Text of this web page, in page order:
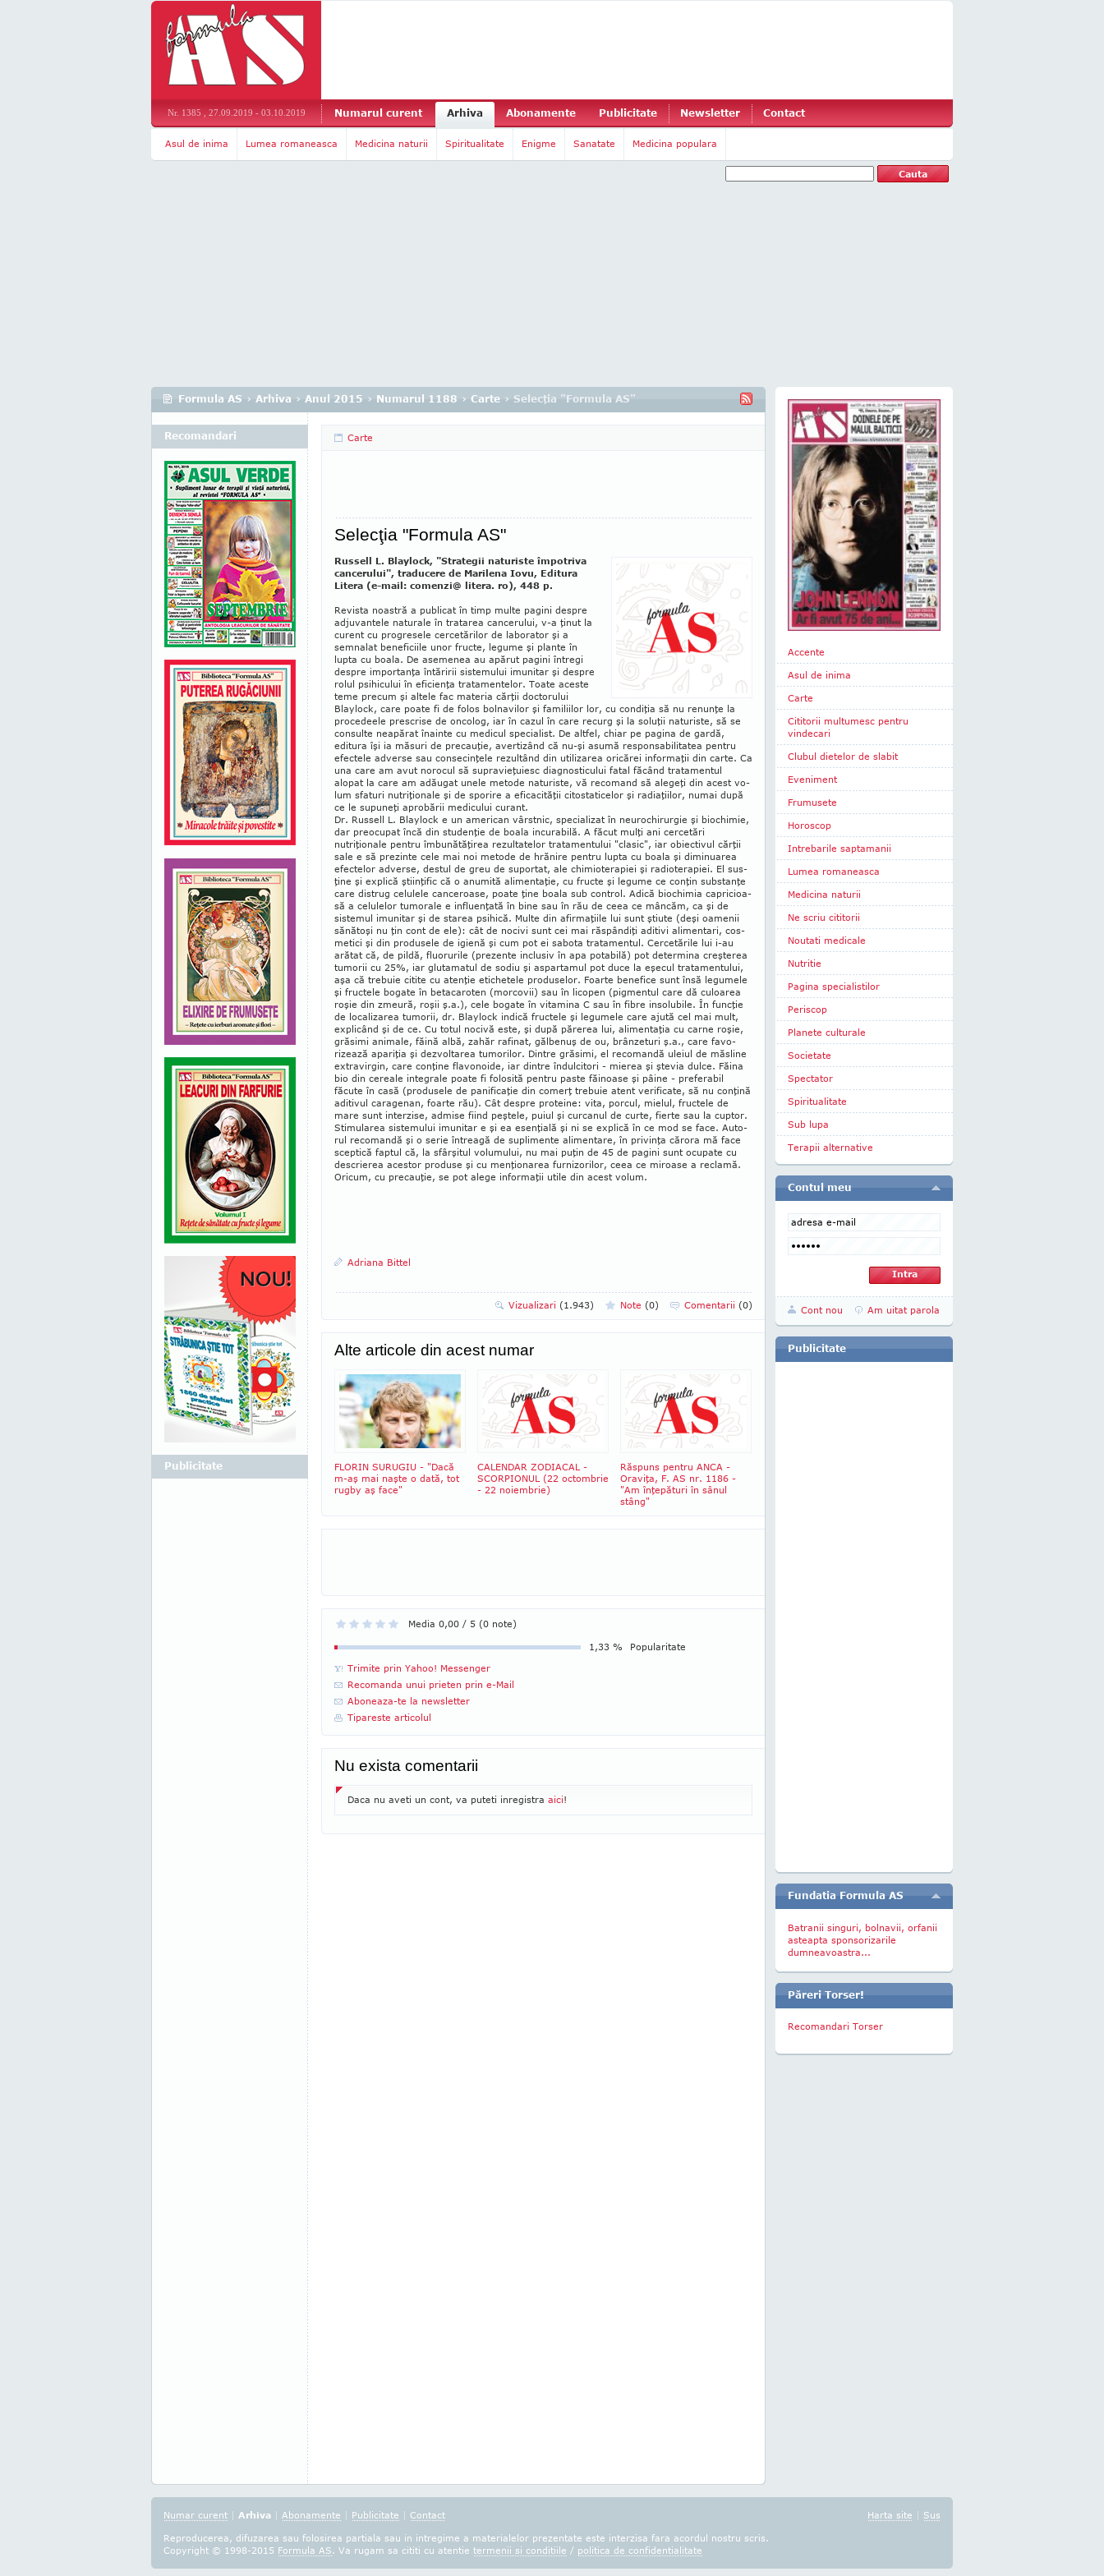
Nr. 1385 , 27.09.2019 - 03.10.2019 Numarul curent Arhiva Abonamente Publicitate Newsletter Contact
Asul de inima Lumea romaneasca Medicina naturii Spiritualitate Enigme Sanatate Medicina populara
Formula AS › Arhiva › Anul 2015 › Numarul 1188 › Carte › Selecţia "Formula AS"
Carte
Selecţia "Formula AS"
Russell L. Blaylock, "Strategii natu­ris­te împotriva
cancerului", traducere de Ma­ri­lena Iovu, Editura
Litera (e-mail: comenzi@ litera. ro), 448 p.
Revista noastră a publicat în timp multe pagini despre
adjuvantele naturale în tratarea cancerului, v-a ţinut la
curent cu progresele cercetărilor de laborator şi a
semnalat beneficiile unor fructe, legume şi plante în
lupta cu boala. De asemenea au apărut pagini întregi
despre importanţa întăririi sistemului imunitar şi despre
rolul psihicului în eficienţa tratamentelor. Toate aceste
teme precum şi altele fac materia cărţii doctorului
Blaylock, care poate fi de folos bol­navilor şi familiilor lor, cu con­diţia să nu renunţe la
pro­ce­deele prescrise de oncolog, iar în cazul în care recurg şi la soluţii naturiste, să se
consulte neapărat înainte cu medicul specialist. De altfel, chiar pe pagina de gardă,
editura îşi ia măsuri de precauţie, avertizând că nu-şi asumă respon­sa­bi­litatea pentru
efectele ad­verse sau consecinţele rezul­tând din utili­zarea oricărei informaţii din carte. Ca
una care am avut no­ro­cul să supravieţuiesc di­ag­nosticului fa­tal făcând tra­ta­men­tul
alopat la care am adău­gat unele metode natu­riste, vă recomand să alegeţi din acest vo­
lum sfaturi nutri­ţionale şi de spo­rire a efica­cităţii citostaticelor şi radia­ţiilor, numai după
ce le su­pu­neţi aprobării me­dicului cu­rant.
Dr. Russell L. Blaylock e un american vârstnic, specializat în neurochirurgie şi bio­chi­mie,
dar preo­cupat încă din studenţie de boala incurabilă. A făcut mulţi ani cercetări
nutriţionale pentru îmbună­tăţirea rezultatelor tratamentului "clasic", iar obiectivul cărţii
sale e să prezinte cele mai noi metode de hră­nire pen­tru lupta cu boala şi diminuarea
efec­telor adverse, destul de greu de suportat, ale chi­mio­­te­rapiei şi radio­tera­piei. El sus­
ţine şi explică şti­inţific că o anumită ali­men­taţie, cu fructe şi le­gu­me ce con­ţin substanţe
care distrug celu­lele can­ceroase, poate ţine boa­la sub control. Adică bio­­­chi­mia capricioa­
să a ce­lulelor tumorale e influ­en­ţată în bine sau în rău de ceea ce mân­căm, ca şi de
sistemul imunitar şi de starea psi­hică. Multe din afirmaţiile lui sunt ştiu­te (deşi oa­menii
sănătoşi nu ţin cont de ele): cât de no­civi sunt cei mai răs­pândiţi adi­tivi alimen­tari, cos­
metici şi din pro­dusele de igi­enă şi cum pot ei sabota tratamentul. Cerce­tă­rile lui i-au
arătat că, de pildă, fluorurile (prezente in­clusiv în apa potabilă) pot determina creşterea
tumorii cu 25%, iar glutamatul de sodiu şi aspar­tamul pot duce la eşecul tratamentului,
aşa că tre­buie citite cu atenţie eti­chetele produselor. Foar­te benefice sunt însă legu­mele
şi fructele bo­gate în betaca­roten (morcovii) sau în licopen (pig­men­tul care dă culoarea
roşie din zmeură, roşii ş.a.), cele bo­gate în vitamina C sau în fibre insolubile. În func­ţie
de localizarea tumorii, dr. Blaylock in­dică fructele şi legumele care ajută cel mai mult,
ex­plicând şi de ce. Cu totul nocivă este, şi după pă­rerea lui, alimentaţia cu carne roşie,
grăsimi ani­male, făină albă, zahăr rafi­nat, gălbe­nuş de ou, brân­zeturi ş.a., care favo­
rizează apa­riţia şi dez­vol­tarea tumorilor. Dintre grăsimi, el reco­mandă uleiul de măsline
extravirgin, care conţine fla­vo­noide, iar dintre îndulcitori - mierea şi ştevia dul­ce. Făina
bio din cereale integrale poa­te fi folosită pentru paste făinoase şi pâine - pre­ferabil
făcute în casă (produsele de panificaţie din co­merţ tre­bu­ie atent verificate, să nu conţină
adi­tivul ca­ra­ge­nan, foar­te rău). Cât des­pre pro­te­ine: vita, por­cul, mie­lul, fructele de
mare sunt in­terzise, admise fiind peş­te­le, pu­iul şi curca­nul de curte, fier­te sau la cuptor.
Sti­­mu­­la­rea siste­mului imu­nitar e şi ea esenţială şi ni se explică în ce mod se face. Auto­
rul reco­man­dă şi o se­rie întreagă de su­pli­mente ali­mentare, în privinţa că­rora mă face
scep­tică faptul că, la sfârşitul volumului, nu mai puţin de 45 de pa­gini sunt ocupate cu
descri­erea aces­tor produse şi cu men­ţionarea furni­zo­rilor, ceea ce miroase a recla­mă.
Oricum, cu pre­ca­u­ţie, se pot alege informaţii utile din acest volum.
Adriana Bittel
Vizualizari (1.943) Note (0) Comentarii (0)
Alte articole din acest numar
FLORIN SURUGIU - "Dacă
m-aş mai naşte o dată, tot
rugby aş face"
CALENDAR ZODIACAL -
SCORPIONUL (22 octombrie
- 22 noiembrie)
Răspuns pentru ANCA -
Oraviţa, F. AS nr. 1186 -
"Am înţepături în sânul
stâng"
Media 0,00 / 5 (0 note)
Popularitate
1,33 %
Trimite prin Yahoo! Messenger
Recomanda unui prieten prin e-Mail
Aboneaza-te la newsletter
Tipareste articolul
Nu exista comentarii
Daca nu aveti un cont, va puteti inregistra aici!
Recomandari
Publicitate
Accente
Asul de inima
Carte
Cititorii multumesc pentru
vindecari
Clubul dietelor de slabit
Eveniment
Frumusete
Horoscop
Intrebarile saptamanii
Lumea romaneasca
Medicina naturii
Ne scriu cititorii
Noutati medicale
Nutritie
Pagina specialistilor
Periscop
Planete culturale
Societate
Spectator
Spiritualitate
Sub lupa
Terapii alternative
Contul meu
Cont nou Am uitat parola
Publicitate
Fundatia Formula AS
Batranii singuri, bolnavii, orfanii
asteapta sponsorizarile
dumneavoastra...
Păreri Torser!
Recomandari Torser
Harta site | Sus
Numar curent | Arhiva | Abonamente | Publicitate | Contact
Reproducerea, difuzarea sau folosirea partiala sau in intregime a materialelor prezentate este interzisa fara acordul nostru scris.
Copyright © 1998-2015 Formula AS. Va rugam sa cititi cu atentie termenii si conditiile / politica de confidentialitate